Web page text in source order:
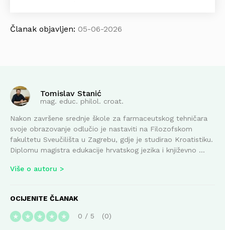
Članak objavljen: 05-06-2026
Tomislav Stanić
mag. educ. philol. croat.
Nakon završene srednje škole za farmaceutskog tehničara
svoje obrazovanje odlučio je nastaviti na Filozofskom
fakultetu Sveučilišta u Zagrebu, gdje je studirao Kroatistiku.
Diplomu magistra edukacije hrvatskog jezika i književno ...
Više o autoru
OCIJENITE ČLANAK
★ ★ ★ ★ ★ 0 / 5 0